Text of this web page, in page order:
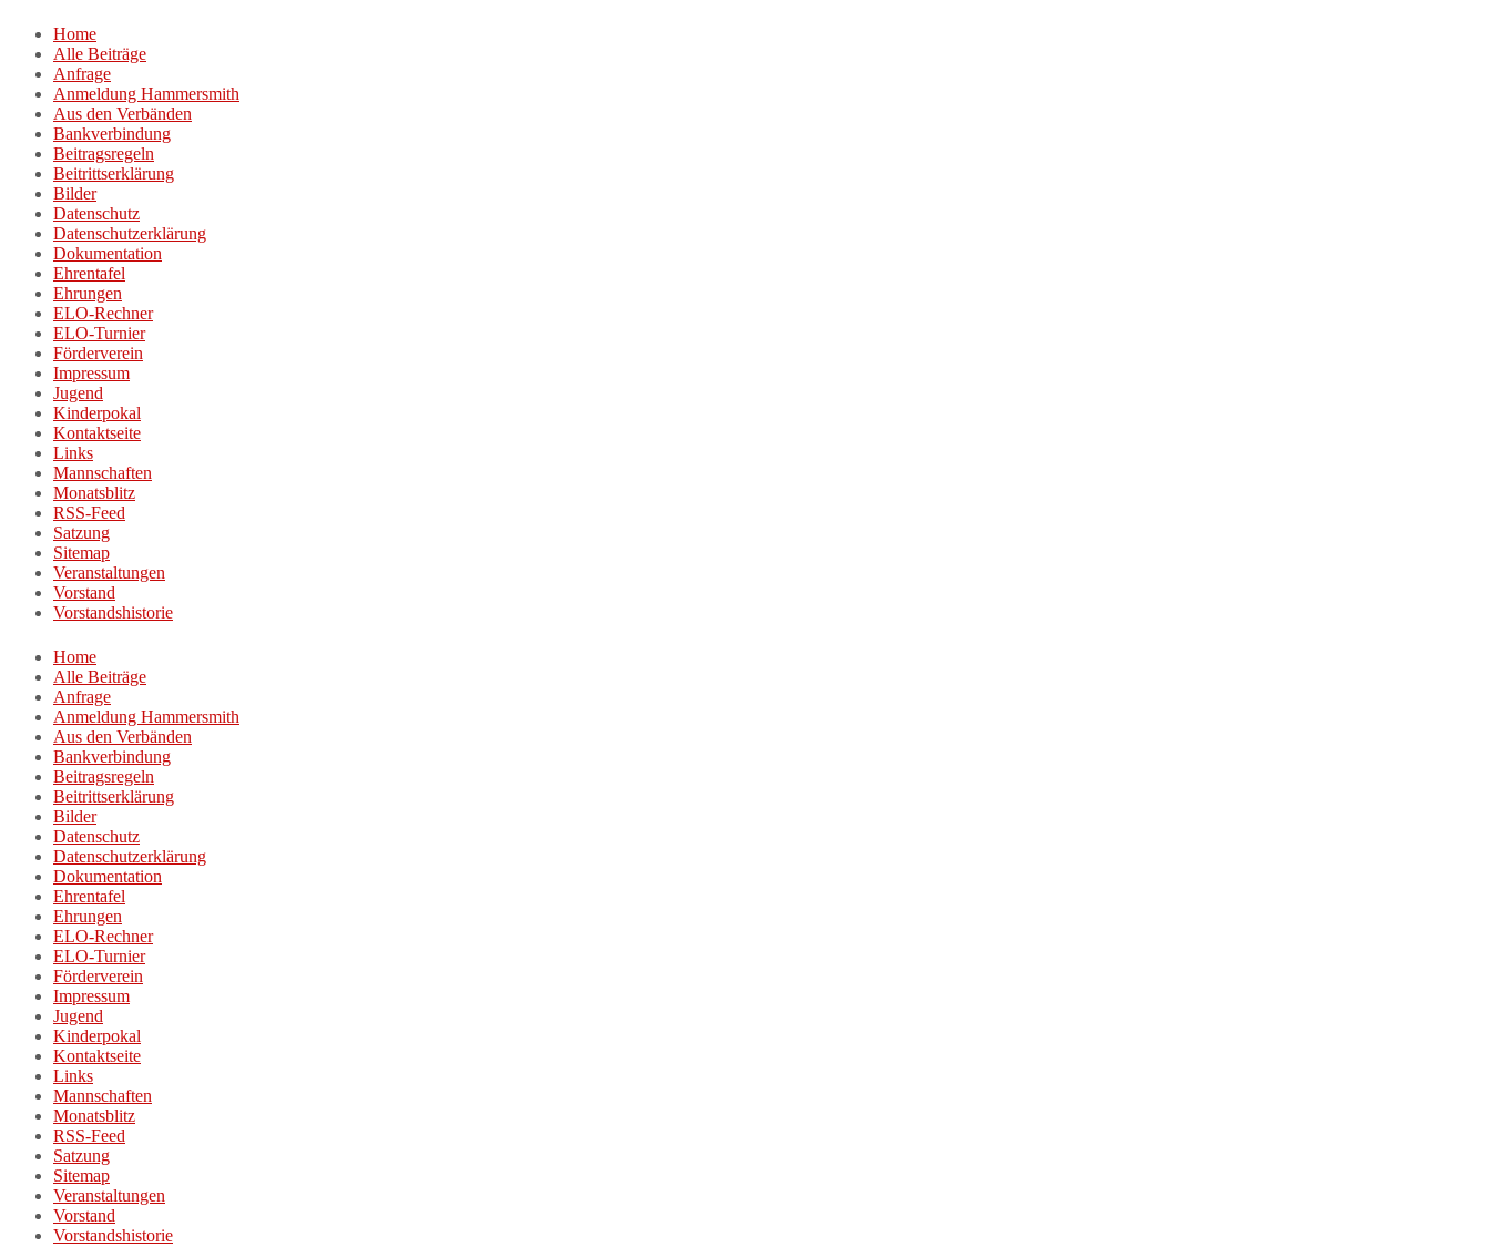
Zum
Inhalt
springen
Home
Alle Beiträge
Anfrage
Anmeldung Hammersmith
Aus den Verbänden
Bankverbindung
Beitragsregeln
Beitrittserklärung
Bilder
Datenschutz
Datenschutzerklärung
Dokumentation
Ehrentafel
Ehrungen
ELO-Rechner
ELO-Turnier
Förderverein
Impressum
Jugend
Kinderpokal
Kontaktseite
Links
Mannschaften
Monatsblitz
RSS-Feed
Satzung
Sitemap
Veranstaltungen
Vorstand
Vorstandshistorie
Home
Alle Beiträge
Anfrage
Anmeldung Hammersmith
Aus den Verbänden
Bankverbindung
Beitragsregeln
Beitrittserklärung
Bilder
Datenschutz
Datenschutzerklärung
Dokumentation
Ehrentafel
Ehrungen
ELO-Rechner
ELO-Turnier
Förderverein
Impressum
Jugend
Kinderpokal
Kontaktseite
Links
Mannschaften
Monatsblitz
RSS-Feed
Satzung
Sitemap
Veranstaltungen
Vorstand
Vorstandshistorie